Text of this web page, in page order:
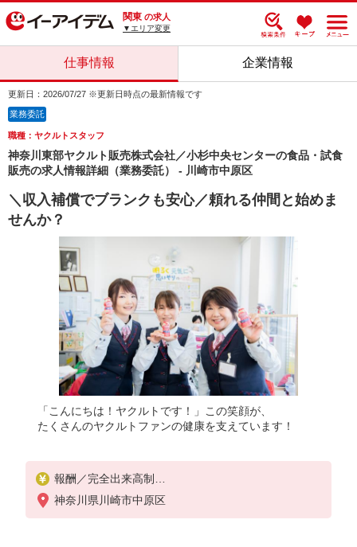
関東 の求人
▼エリア変更
仕事情報 企業情報
更新日：2026/07/27 ※更新日時点の最新情報です
業務委託
職種：ヤクルトスタッフ
神奈川東部ヤクルト販売株式会社／小杉中央センターの食品・試食
販売の求人情報詳細（業務委託） - 川崎市中原区
＼収入補償でブランクも安心／頼れる仲間と始めま
せんか？
「こんにちは！ヤクルトです！」この笑顔が、
たくさんのヤクルトファンの健康を支えています！
報酬／完全出来高制
☆少日数から気軽に始められます！
扶養内平均収入 100,000円
神奈川県川崎市中原区